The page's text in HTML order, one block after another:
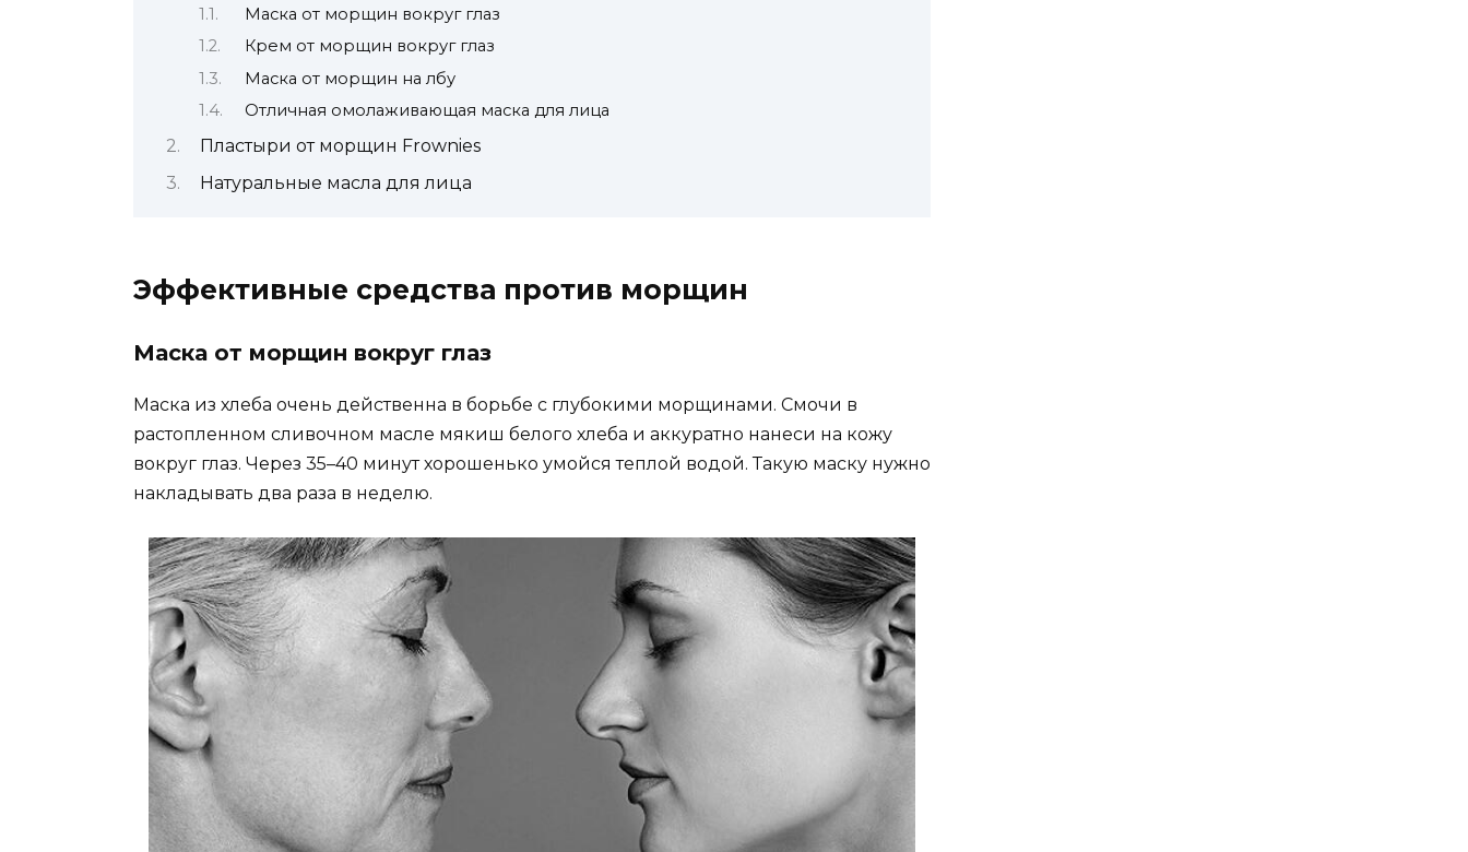
Маска от морщин вокруг глаз
Крем от морщин вокруг глаз
Маска от морщин на лбу
Отличная омолаживающая маска для лица
Пластыри от морщин Frownies
Натуральные масла для лица
Эффективные средства против морщин
Маска от морщин вокруг глаз
Маска из хлеба очень действенна в борьбе с глубокими морщинами. Смочи в
растопленном сливочном масле мякиш белого хлеба и аккуратно нанеси на кожу
вокруг глаз. Через 35–40 минут хорошенько умойся теплой водой. Такую маску нужно
накладывать два раза в неделю.